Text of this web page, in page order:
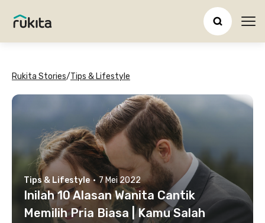
Rukita Stories/Tips & Lifestyle
Tips & Lifestyle · 7 Mei 2022
Inilah 10 Alasan Wanita Cantik
Memilih Pria Biasa | Kamu Salah